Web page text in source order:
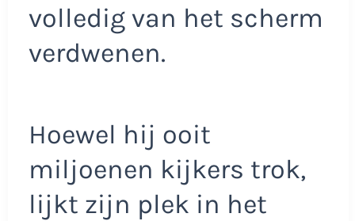
volledig van het scherm
verdwenen.
Hoewel hij ooit
miljoenen kijkers trok,
lijkt zijn plek in het